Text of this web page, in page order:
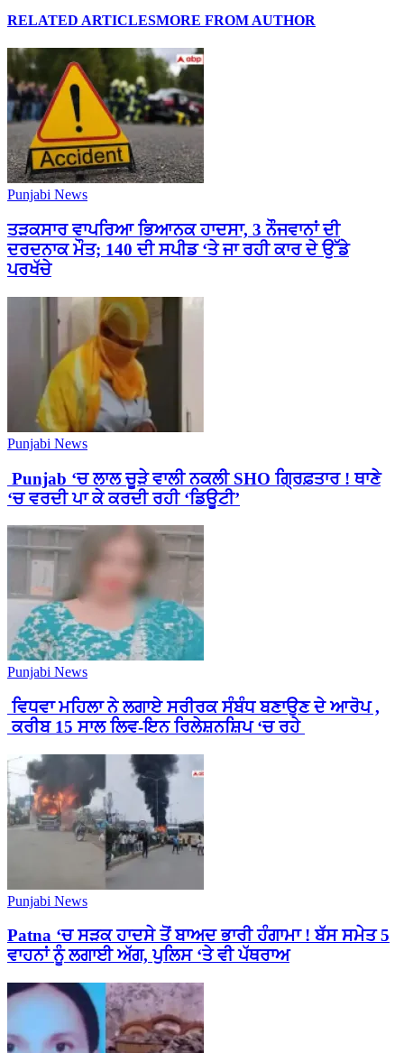
RELATED ARTICLESMORE FROM AUTHOR
Punjabi News
ਤੜਕਸਾਰ ਵਾਪਰਿਆ ਭਿਆਨਕ ਹਾਦਸਾ, 3 ਨੌਜਵਾਨਾਂ ਦੀ
ਦਰਦਨਾਕ ਮੌਤ; 140 ਦੀ ਸਪੀਡ ‘ਤੇ ਜਾ ਰਹੀ ਕਾਰ ਦੇ ਉੱਡੇ
ਪਰਖੱਚੇ
Punjabi News
Punjab ‘ਚ ਲਾਲ ਚੂੜੇ ਵਾਲੀ ਨਕਲੀ SHO ਗ੍ਰਿਫ਼ਤਾਰ ! ਥਾਣੇ
‘ਚ ਵਰਦੀ ਪਾ ਕੇ ਕਰਦੀ ਰਹੀ ‘ਡਿਊਟੀ’
Punjabi News
ਵਿਧਵਾ ਮਹਿਲਾ ਨੇ ਲਗਾਏ ਸਰੀਰਕ ਸੰਬੰਧ ਬਣਾਉਣ ਦੇ ਆਰੋਪ ,
ਕਰੀਬ 15 ਸਾਲ ਲਿਵ-ਇਨ ਰਿਲੇਸ਼ਨਸ਼ਿਪ ‘ਚ ਰਹੇ
Punjabi News
Patna ‘ਚ ਸੜਕ ਹਾਦਸੇ ਤੋਂ ਬਾਅਦ ਭਾਰੀ ਹੰਗਾਮਾ ! ਬੱਸ ਸਮੇਤ 5
ਵਾਹਨਾਂ ਨੂੰ ਲਗਾਈ ਅੱਗ, ਪੁਲਿਸ ‘ਤੇ ਵੀ ਪੱਥਰਾਅ